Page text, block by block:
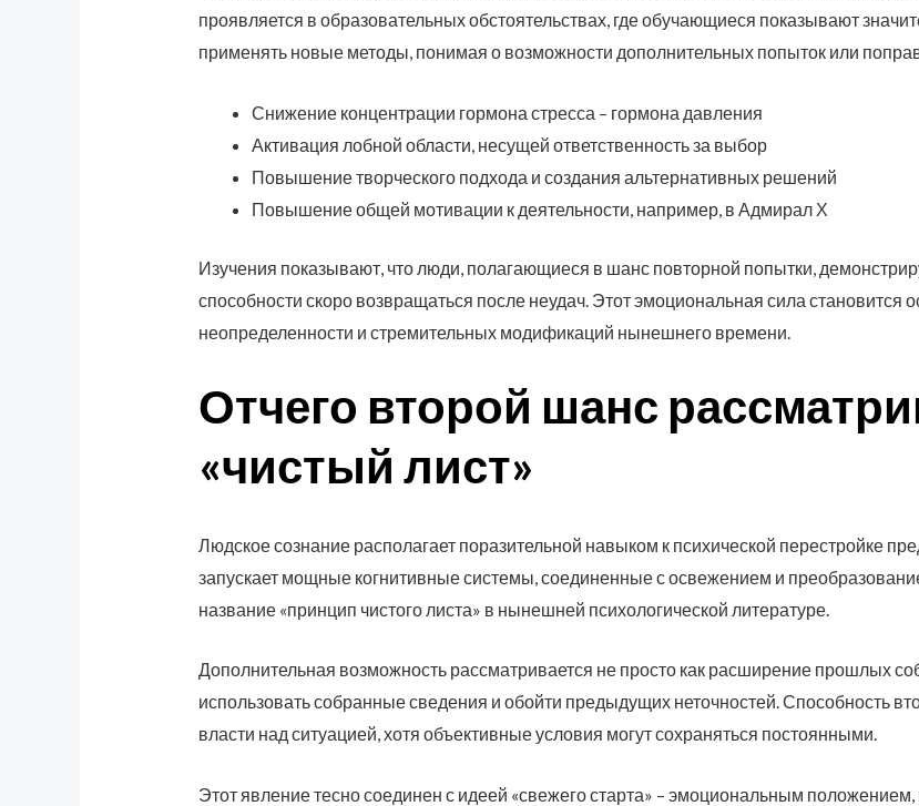
проявляется в образовательных обстоятельствах, где обучающиеся показывают
применять новые методы, понимая о возможности дополнительных попыток или
Снижение концентрации гормона стресса – гормона давления
Активация лобной области, несущей ответственность за выбор
Повышение творческого подхода и создания альтернативных решений
Повышение общей мотивации к деятельности, например, в Адмирал Х
Изучения показывают, что люди, полагающиеся в шанс повторной попытки,
способности скоро возвращаться после неудач. Этот эмоциональная сила становится
неопределенности и стремительных модификаций нынешнего времени.
Отчего второй шанс
«чистый лист»
Людское сознание располагает поразительной навыком к психической перестройке
запускает мощные когнитивные системы, соединенные с освежением и
название «принцип чистого листа» в нынешней психологической литературе.
Дополнительная возможность рассматривается не просто как расширение прошлых
использовать собранные сведения и обойти предыдущих неточностей. Способность
власти над ситуацией, хотя объективные условия могут сохраняться постоянными.
Этот явление тесно соединен с идеей «свежего старта» – эмоциональным